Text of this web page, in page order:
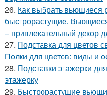
26. Как выбрать вьющиеся
быстрорастущие.
– привлекательный декор
27. Подставка для цветов
Полки для цветов: виды и
28. Подставки этажерки
этажерку
29. Быстрорастущие